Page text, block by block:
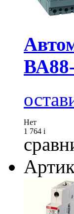
Нет
1 764 i